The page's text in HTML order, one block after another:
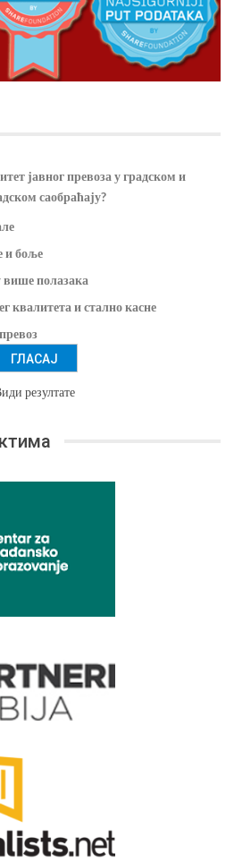
јавног превоза у градском и
саобраћају?
и боље
више полазака
квалитета и стално касне
резултате